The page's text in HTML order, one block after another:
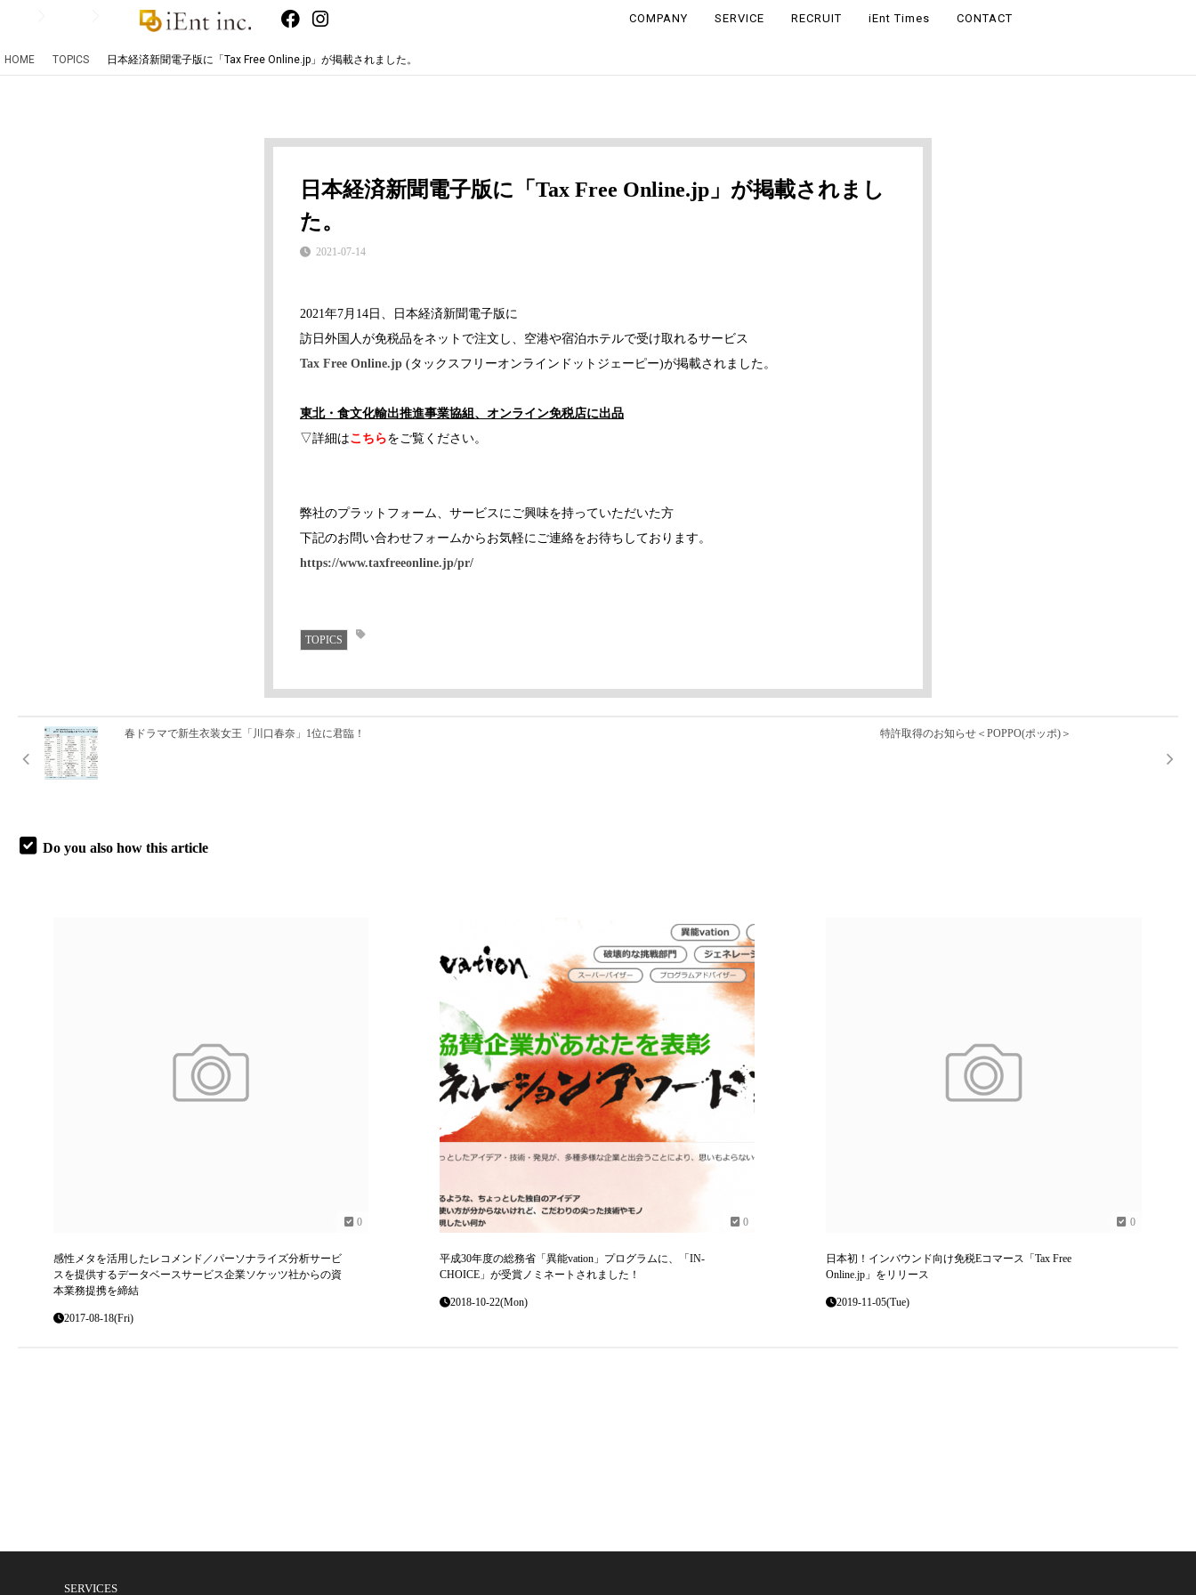
COMPANY SERVICE RECRUIT iEnt Times CONTACT
HOME TOPICS 日本経済新聞電子版に「Tax Free Online.jp」が掲載されました。
日本経済新聞電子版に「Tax Free Online.jp」が掲載されまし
た。
2021-07-14
2021年7月14日、日本経済新聞電子版に
訪日外国人が免税品をネットで注文し、空港や宿泊ホテルで受け取れるサービス
Tax Free Online.jp (タックスフリーオンラインドットジェーピー)が掲載されました。
東北・食文化輸出推進事業協組、オンライン免税店に出品
▽詳細はこちらをご覧ください。
弊社のプラットフォーム、サービスにご興味を持っていただいた方
下記のお問い合わせフォームからお気軽にご連絡をお待ちしております。
https://www.taxfreeonline.jp/pr/
TOPICS
春ドラマで新生衣装女王「川口春奈」1位に君臨！ 特許取得のお知らせ＜POPPO(ポッポ)＞
Do you also how this article
0
感性メタを活用したレコメンド／パーソナライズ分析サービ
スを提供するデータベースサービス企業ソケッツ社からの資
本業務提携を締結
2017-08-18(Fri)
0
平成30年度の総務省「異能vation」プログラムに、「IN-
CHOICE」が受賞ノミネートされました！
2018-10-22(Mon)
0
日本初！インバウンド向け免税Eコマース「Tax Free
Online.jp」をリリース
2019-11-05(Tue)
SERVICES